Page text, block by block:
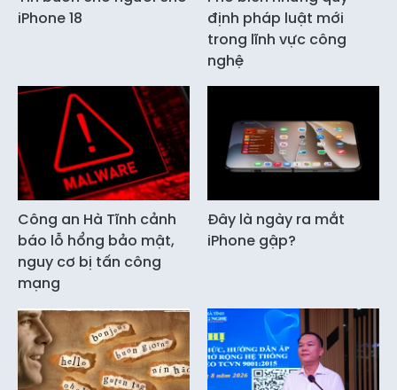
iPhone 18
định pháp luật mới
trong lĩnh vực công
nghệ
Công an Hà Tĩnh cảnh
báo lỗ hổng bảo mật,
nguy cơ bị tấn công
mạng
Đây là ngày ra mắt
iPhone gập?